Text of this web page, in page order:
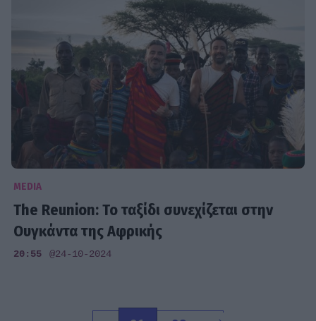
MEDIA
The Reunion: Το ταξίδι συνεχίζεται στην
Ουγκάντα της Αφρικής
20:55 @24-10-2024